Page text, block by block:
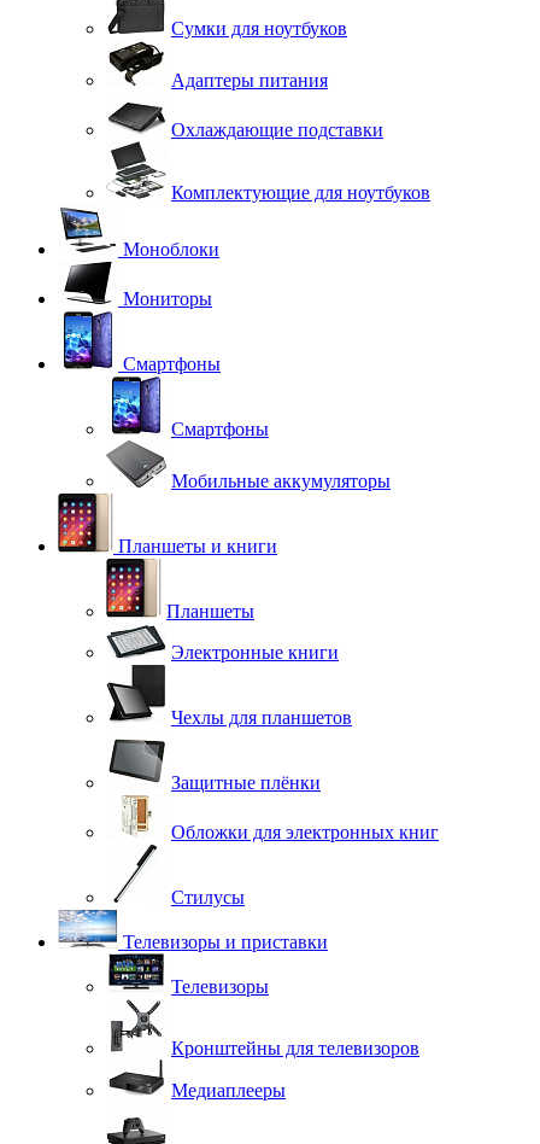
Сумки для ноутбуков
Адаптеры питания
Охлаждающие подставки
Комплектующие для ноутбуков
Моноблоки
Мониторы
Смартфоны
Смартфоны
Мобильные аккумуляторы
Планшеты и книги
Планшеты
Электронные книги
Чехлы для планшетов
Защитные плёнки
Обложки для электронных книг
Стилусы
Телевизоры и приставки
Телевизоры
Кронштейны для телевизоров
Медиаплееры